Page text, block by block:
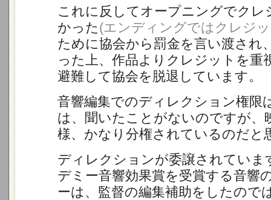
これに反してオープニングでクレ
かった (エンディングではクレジ
ために協会から罰金を言い渡され
った上、作品よりクレジットを重
避難して協会を脱退しています。
音響編集でのディレクション権限
は、聞いたことがないのですが、
様、かなり分権されているのだと
ディレクションが委譲されていま
デミー音響効果賞を受賞する音響
ーは、監督の編集補助をしたので